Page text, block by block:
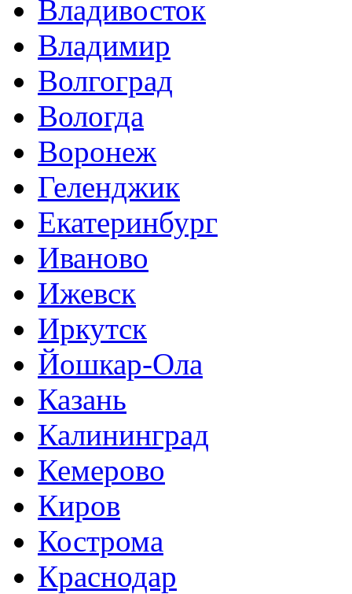
Владивосток
Владимир
Волгоград
Вологда
Воронеж
Геленджик
Екатеринбург
Иваново
Ижевск
Иркутск
Йошкар-Ола
Казань
Калининград
Кемерово
Киров
Кострома
Краснодар